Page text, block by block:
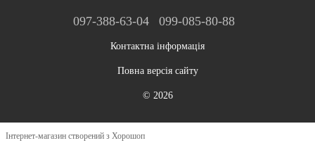
097-388-63-04 099-085-80-88
Контактна інформація
Повна версія сайту
© 2026
Інтернет-магазин створений з Хорошоп